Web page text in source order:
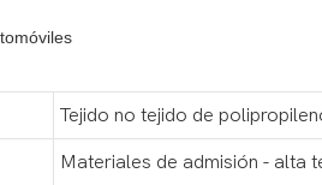
Tejido no tejido de
Materiales de admisión - alta